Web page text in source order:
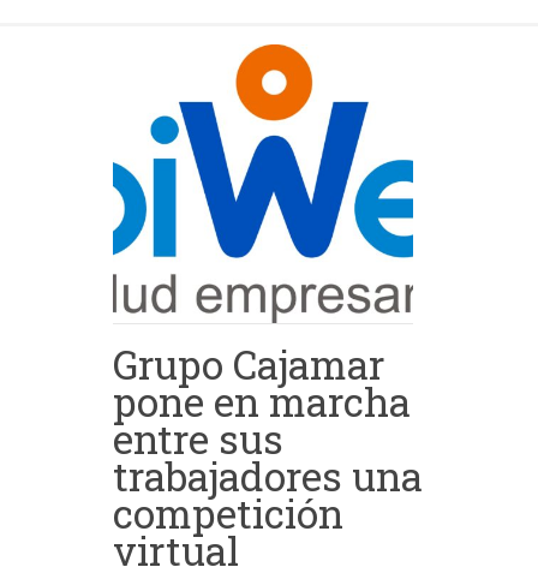
Grupo Cajamar
pone en marcha
entre sus
trabajadores una
competición
virtual